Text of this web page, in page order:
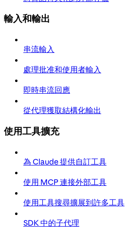
輸入和輸出
串流輸入
處理批准和使用者輸入
即時串流回應
從代理獲取結構化輸出
使用工具擴充
為 Claude 提供自訂工具
使用 MCP 連接外部工具
使用工具搜尋擴展到許多工具
SDK 中的子代理